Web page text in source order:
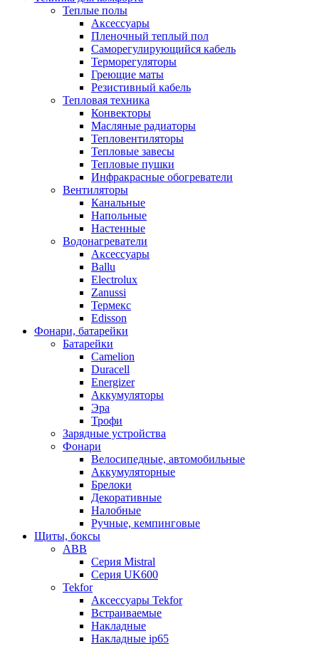
Теплые полы
Аксессуары
Пленочный теплый пол
Саморегулирующийся кабель
Терморегуляторы
Греющие маты
Резистивный кабель
Тепловая техника
Конвекторы
Масляные радиаторы
Тепловентиляторы
Тепловые завесы
Тепловые пушки
Инфракрасные обогреватели
Вентиляторы
Канальные
Напольные
Настенные
Водонагреватели
Аксессуары
Ballu
Electrolux
Zanussi
Термекс
Edisson
Фонари, батарейки
Батарейки
Camelion
Duracell
Energizer
Аккумуляторы
Эра
Трофи
Зарядные устройства
Фонари
Велосипедные, автомобильные
Аккумуляторные
Брелоки
Декоративные
Налобные
Ручные, кемпинговые
Щиты, боксы
ABB
Серия Mistral
Серия UK600
Tekfor
Аксессуары Tekfor
Встраиваемые
Накладные
Накладные ip65